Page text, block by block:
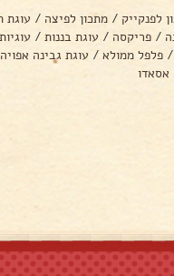
לפנקייק / מתכון לפיצה / עוגת
/ פריקסה / עוגת בננות /
/ פלפל ממולא / עוגת גבינה אפויה
אסאדו